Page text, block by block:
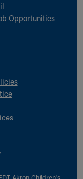
Opportunities